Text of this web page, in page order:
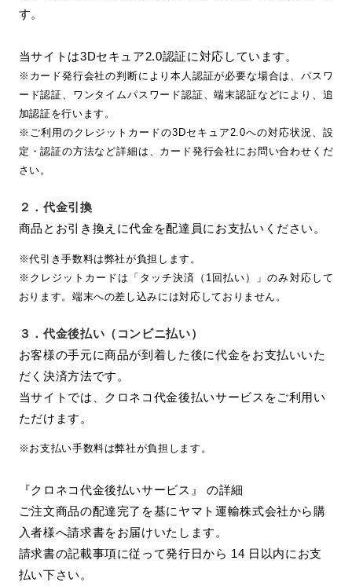
す。
当サイトは3Dセキュア2.0認証に対応しています。
※カード発行会社の判断により本人認証が必要な場合は、パスワ
ード認証、ワンタイムパスワード認証、端末認証などにより、追
加認証を行います。
※ご利用のクレジットカードの3Dセキュア2.0への対応状況、設
定・認証の方法など詳細は、カード発行会社にお問い合わせくだ
さい。
２．代金引換
商品とお引き換えに代金を配達員にお支払いください。
※代引き手数料は弊社が負担します。
※クレジットカードは「タッチ決済（1回払い）」のみ対応して
おります。端末への差し込みには対応しておりません。
３．代金後払い（コンビニ払い）
お客様の手元に商品が到着した後に代金をお支払いいた
だく決済方法です。
当サイトでは、クロネコ代金後払いサービスをご利用い
ただけます。
※お支払い手数料は弊社が負担します。
『クロネコ代金後払いサービス』 の詳細
ご注文商品の配達完了を基にヤマト運輸株式会社から購
入者様へ請求書をお届けいたします。
請求書の記載事項に従って発行日から 14 日以内にお支
払い下さい。